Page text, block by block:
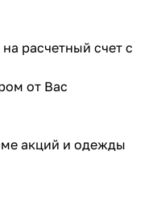
расчетный счет с
от Вас
акций и одежды